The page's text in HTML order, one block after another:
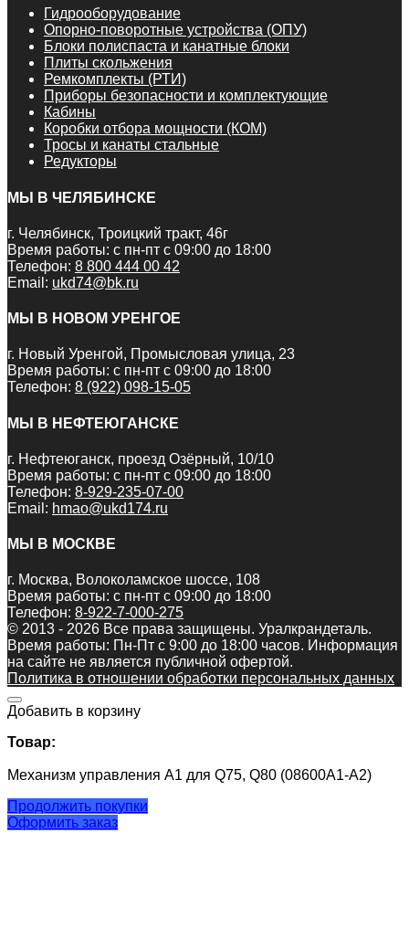
Гидрооборудование
Опорно-поворотные устройства (ОПУ)
Блоки полиспаста и канатные блоки
Плиты скольжения
Ремкомплекты (РТИ)
Приборы безопасности и комплектующие
Кабины
Коробки отбора мощности (КОМ)
Тросы и канаты стальные
Редукторы
МЫ В ЧЕЛЯБИНСКЕ
г. Челябинск, Троицкий тракт, 46г
Время работы: с пн-пт с 09:00 до 18:00
Телефон: 8 800 444 00 42
Email: ukd74@bk.ru
МЫ В НОВОМ УРЕНГОЕ
г. Новый Уренгой, Промысловая улица, 23
Время работы: с пн-пт с 09:00 до 18:00
Телефон: 8 (922) 098-15-05
МЫ В НЕФТЕЮГАНСКЕ
г. Нефтеюганск, проезд Озёрный, 10/10
Время работы: с пн-пт с 09:00 до 18:00
Телефон: 8-929-235-07-00
Email: hmao@ukd174.ru
МЫ В МОСКВЕ
г. Москва, Волоколамское шоссе, 108
Время работы: с пн-пт с 09:00 до 18:00
Телефон: 8-922-7-000-275
© 2013 - 2026 Все права защищены. Уралкрандеталь.
Время работы: Пн-Пт c 9:00 до 18:00 часов. Информация
на сайте не является публичной офертой.
Политика в отношении обработки персональных данных
Добавить в корзину
Товар:
Механизм управления А1 для Q75, Q80 (08600А1-А2)
Продолжить покупки
Оформить заказ